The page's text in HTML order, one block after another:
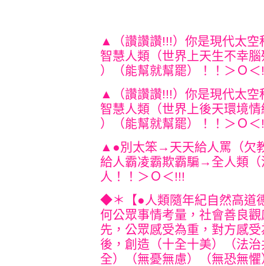
▲（讚讚讚!!!）你是現代太空
智慧人類（世界上天生不幸
）（能幫就幫罷）！！
▲（讚讚讚!!!）你是現代太空
智慧人類（世界上後天環境
）（能幫就幫罷）！！
▲●別太笨→天天給人罵（欠
給人霸凌霸欺霸騙→全 人類
人！！ ＞Ｏ＜!!!
◆＊【●人類隨年紀自然高道
何公眾事情考量，社會善良
先，公眾感受為重，對方感
後，創造（十全十美）（法
全）（無憂無慮）（無恐無